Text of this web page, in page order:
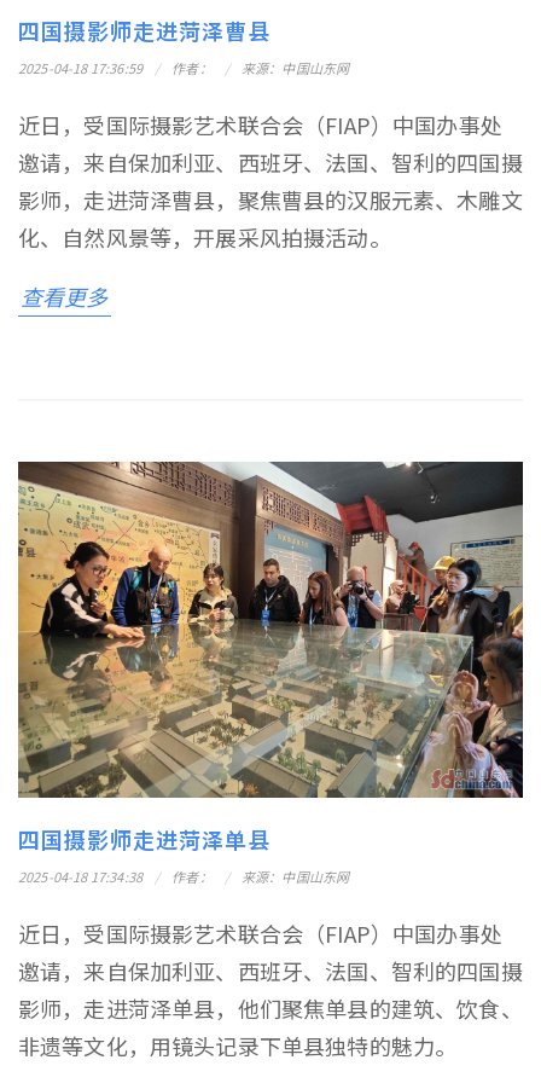
四国摄影师走进菏泽曹县
2025-04-18 17:36:59 作者： 来源：中国山东网
近日，受国际摄影艺术联合会（FIAP）中国办事处
邀请，来自保加利亚、西班牙、法国、智利的四国摄
影师，走进菏泽曹县，聚焦曹县的汉服元素、木雕文
化、自然风景等，开展采风拍摄活动。
查看更多
四国摄影师走进菏泽单县
2025-04-18 17:34:38 作者： 来源：中国山东网
近日，受国际摄影艺术联合会（FIAP）中国办事处
邀请，来自保加利亚、西班牙、法国、智利的四国摄
影师，走进菏泽单县，他们聚焦单县的建筑、饮食、
非遗等文化，用镜头记录下单县独特的魅力。